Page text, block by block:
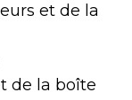
et de la
de la boîte